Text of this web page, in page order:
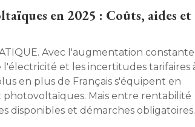
en 2025 : Coûts, aides et
constante
l'électricité et les incertitudes tarifaires
en plus de Français s'équipent en
photovoltaïques. Mais entre rentabilité
disponibles et démarches obligatoires,